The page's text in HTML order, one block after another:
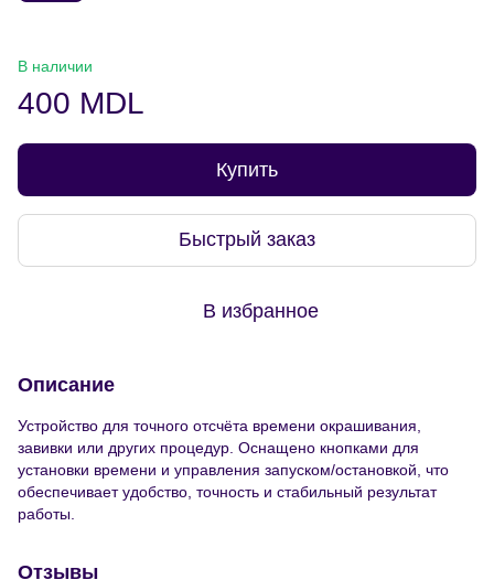
В наличии
400 MDL
Купить
Быстрый заказ
В избранное
Описание
Устройство для точного отсчёта времени окрашивания,
завивки или других процедур. Оснащено кнопками для
установки времени и управления запуском/остановкой, что
обеспечивает удобство, точность и стабильный результат
работы.
Отзывы